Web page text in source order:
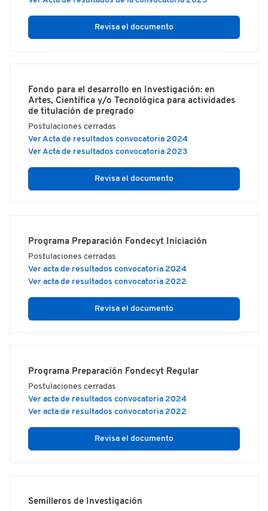
Revisa el documento
Fondo para el desarrollo en Investigación: en
Artes, Científica y/o Tecnológica para actividades
de titulación de pregrado
Postulaciones cerradas
Ver Acta de resultados convocatoria 2024
Ver Acta de resultados convocatoria 2023
Revisa el documento
Programa Preparación Fondecyt Iniciación
Postulaciones cerradas
Ver acta de resultados convocatoria 2024
Ver acta de resultados convocatoria 2022
Revisa el documento
Programa Preparación Fondecyt Regular
Postulaciones cerradas
Ver acta de resultados convocatoria 2024
Ver acta de resultados convocatoria 2022
Revisa el documento
Semilleros de Investigación